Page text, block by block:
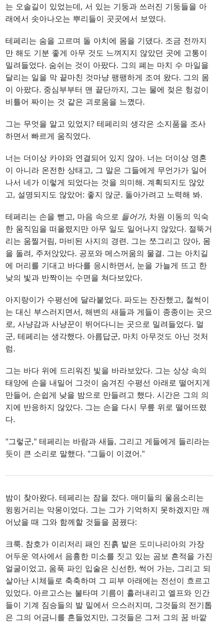
는 오솔길이 있었는데, 서 있는 기둥과 쓰러진 기둥들을 아
래에서 솟아나오는 뿌리들이 곳곳에서 보였다.
테페리는 숨을 고르며 돌 아치에 몸을 기댔다. 조금 전까지
만 해도 기분 좋게 아무 것도 느껴지지 않았던 곳에 고통이
밀려들었다. 숨쉬는 것이 아팠다. 그의 폐는 마치 수 마일을
달리는 일을 막 끝마친 것마냥 팽팽하게 조여 왔다. 그의 몸
이 아팠다. 중심부부터 맨 끝단까지, 그는 물에 젖은 헝겊이
비틀어 짜이는 것 같은 괴로움을 느꼈다.
그는 무엇을 알고 있었지? 테페리의 생각은 소지품을 조사
하면서 빠르게 움직였다.
너는 더이상 카야와 연결되어 있지 않아. 너는 더이상 영혼
이 아니라 온전한 상태고, 그 말은 그들에게 무언가가 일어
나서 네가 이렇게 되었다는 것을 의미해. 계획되지도 않았
고, 설명되지도 않았어: 좋지 않군. 돌아가려고 노력해 봐.
테페리는 손을 뻗고, 마음 속으로 들어가, 차원 이동의 익숙
한 움직임을 떠올렸지만 아무 일도 일어나지 않았다. 절뚝거
리는 움찔거림, 마비된 사지의 경련. 그는 쪼그리고 앉아, 몸
을 돌려, 주저앉았다. 공포와 메스꺼움의 물결. 그는 아치길
에 머리를 기대고 바다를 응시하면서, 눈을 가늘게 뜨고 한
낮의 빛과 반짝이는 수면을 쳐다보았다.
아지랑이가 수평선에 달라붙었다. 파도는 잔잔했고, 철썩이
는 대신 부스러지면서, 해변의 새들과 게들이 종종이는 곳으
로, 사냥감과 사냥꾼이 뛰어다니는 곳으로 밀려들었다. 멀
군, 테페리는 생각했다. 아름답군, 마치 아무것도 아닌 것처
럼.
그는 바다 위에 드리워진 빛을 바라보았다. 그는 상상 속의
태양에 손을 내밀어 그것이 숨겨진 수평선 아래로 떨어지게
만들어, 손쉽게 낮을 밤으로 만들려고 했다. 시간은 그의 의
지에 반응하지 않았다. 그는 손을 다시 무릎 위로 떨어뜨렸
다.
"그렇군," 테페리는 바람과 새들, 그리고 게들에게 들리라는
듯이 큰 소리로 말했다. "그들이 이겼어."
밤이 찾아왔다. 테페리는 잠을 잤다. 매미들의 울음소리는
윙윙거리는 악몽이었다. 그는 그가 기억하지 못하겠지만 깨
어났을 때 그와 함께할 것들을 꿈꿨다:
크룩. 참호가 이리저리 패인 진흙 밭은 도미나리아의 가장
어두운 역사에서 음흉한 미소를 짓고 있는 곰보 흔적을 가진
얼굴이었고, 움푹 파인 입술은 신선한, 썩어 가는, 그리고 되
살아난 시체들로 축축하며 그 피부 아래에는 전선이 흐르고
있었다. 아르고스는 불타며 기름이 흘러내리고 엘프와 인간
들이 기계 짐승들의 발 밑에서 으스러지며, 그것들의 전기톱
은 그의 어금니를 흔들었지만, 그것들은 그저 그의 꿈 바깥